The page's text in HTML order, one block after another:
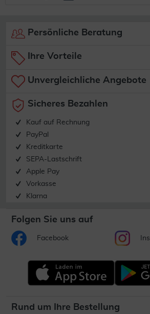
Persönliche Beratung
Ihre Vorteile
Unvergleichliche Angebote
Sicheres Bezahlen
Kauf auf Rechnung
PayPal
Kreditkarte
SEPA-Lastschrift
Apple Pay
Vorkasse
Klarna
Folgen Sie uns auf
Facebook
Rund um Ihre Bestellung